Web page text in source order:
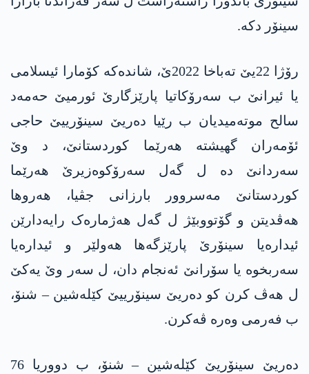
سینۆر دکە.
رۆژا 22یێ تەباخا 2022ێ، شاندەکە کۆمارا ئیسلامی
یا ئیرانێ ب سەرۆکاتیا پارێزگارێ ئورمیێ حه‌مه‌د
سالح موتەمیدیان ب رێیا دەریێ سینۆرییێ حاجی
ئۆمەران گهیشتە هەرێما کوردستانێ، د وێ
سەردانێ دە ل گەل سەرۆکوەزیرێ هەرێما
کوردستانێ مەسروور بارزانی جڤیا، هەروها
هەڤدیتن و گۆتووبێژ ل گەل هەژمارەک رایەدارێن
ئیدارەیا سینۆرێ پارێزگەها هەولێر و ئیدارەیا
سەربخوە یا سۆرانێ ئەنجام دان، ل سەر وێ یەکێ
ل هەڤ کرن کو دەریێ سینۆرییێ کێلەشین – شنۆ،
ب فەرمی وەرە ڤەکرن.
دەریێ سینۆریێ کێلەشین – شنۆ، ب دووریا 76